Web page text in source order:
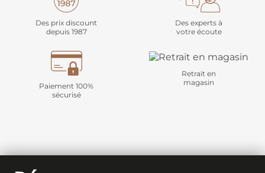
Des prix discount
depuis 1987
Des experts à
votre écoute
Paiement 100%
sécurisé
Retrait en
magasin